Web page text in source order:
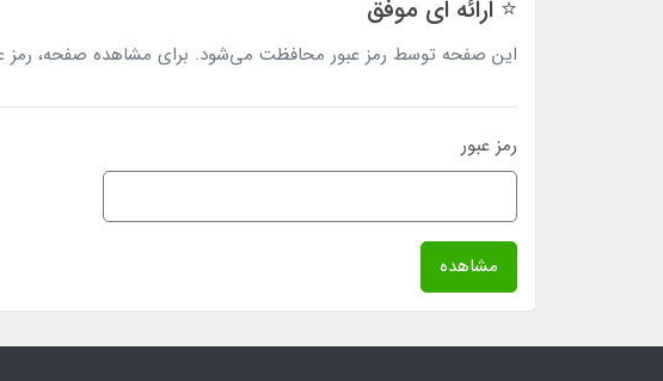
⭐ ارائه ای موفق
این صفحه توسط رمز عبور محافظت می‌شود. برای مشاهده صفحه، رمز
رمز عبور
مشاهده